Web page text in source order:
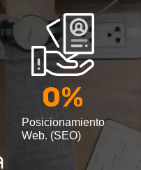
Posicionamiento
Web. (SEO)
0%